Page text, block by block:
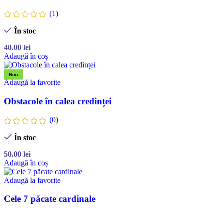
(1)
În stoc
40.00 lei
Adaugă în coș
Nou
Adaugă la favorite
Obstacole în calea credinței
(0)
În stoc
50.00 lei
Adaugă în coș
Adaugă la favorite
Cele 7 păcate cardinale